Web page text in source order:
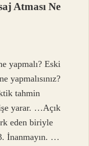
Atması Ne
yapmalı? Eski
yapmalısınız?
tahmin
yarar. …Açık
eden biriyle
İnanmayın. …